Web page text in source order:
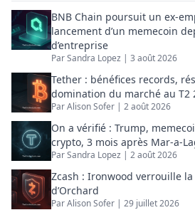
approche factuelle, orientée
business.
BNB Chain poursuit un ex-
lancement d’un memecoin
d’entreprise
ParSandra Lopez | 3 août 2026
Tether : bénéfices records,
domination du marché au T2
ParAlison Sofer | 2 août 2026
On a vérifié : Trump,
crypto, 3 mois après Mar-a-
ParSandra Lopez | 2 août 2026
Zcash : Ironwood verrouille
d’Orchard
ParAlison Sofer | 29 juillet 2026